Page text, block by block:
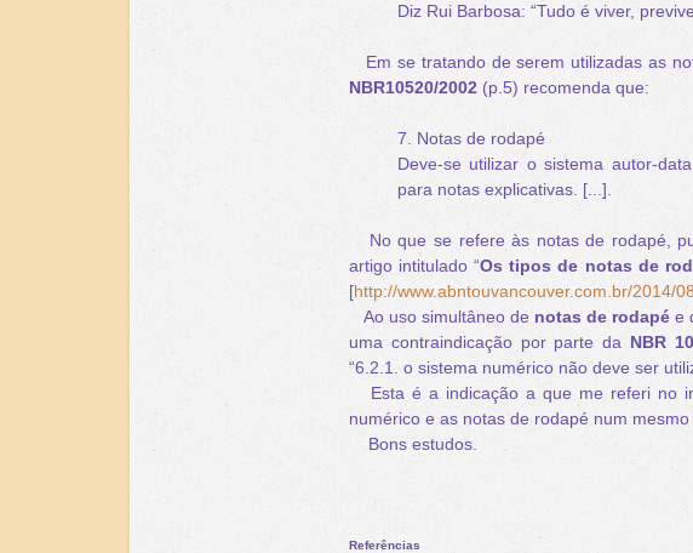
Diz Rui Barbosa: “Tudo é viver,
Em se tratando de serem utilizadas as
NBR10520/2002 (p.5) recomenda que:
7. Notas de rodapé
Deve-se utilizar o sistema autor-
para notas explicativas. [...].
No que se refere às notas de rodapé,
artigo intitulado “Os tipos de notas de
[http://www.abntouvancouver.com.br/2014/
Ao uso simultâneo de notas de rodapé e
uma contraindicação por parte da NBR
“6.2.1. o sistema numérico não deve ser
Esta é a indicação a que me referi no
numérico e as notas de rodapé num
Bons estudos.
Referências